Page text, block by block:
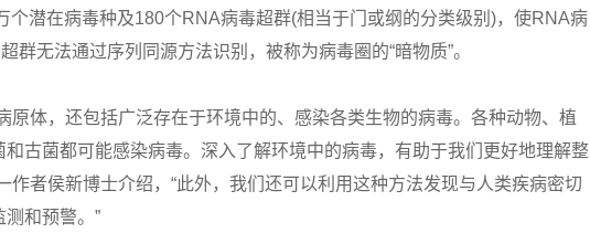
个潜在病毒种及180个RNA病毒超群(相当于门或纲的分类级别)，使RNA病
群无法通过序列同源方法识别，被称为病毒圈的“暗物质”。
体，还包括广泛存在于环境中的、感染各类生物的病毒。各种动物、植
古菌都可能感染病毒。深入了解环境中的病毒，有助于我们更好地理解整
作者侯新博士介绍，“此外，我们还可以利用这种方法发现与人类疾病密切
和预警。”